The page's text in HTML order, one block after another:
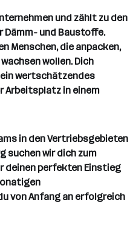
und zählt zu den
Dämm- und Baustoffe.
Menschen, die anpacken,
wollen. Dich
wertschätzendes
Arbeitsplatz in einem
in den Vertriebsgebieten
suchen wir dich zum
deinen perfekten Einstieg
von Anfang an erfolgreich